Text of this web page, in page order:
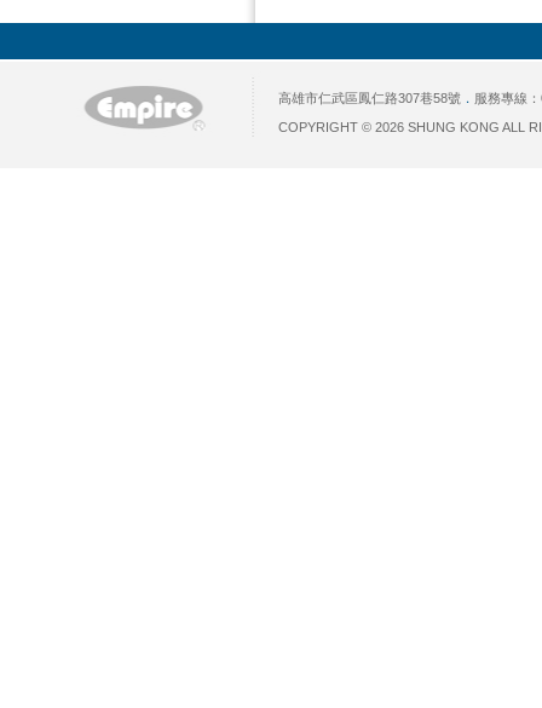
高雄市仁武區鳳仁路307巷58號 ． 服務專線
COPYRIGHT © 2026 SHUNG KONG ALL